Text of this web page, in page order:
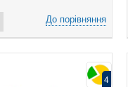
До порівняння
4